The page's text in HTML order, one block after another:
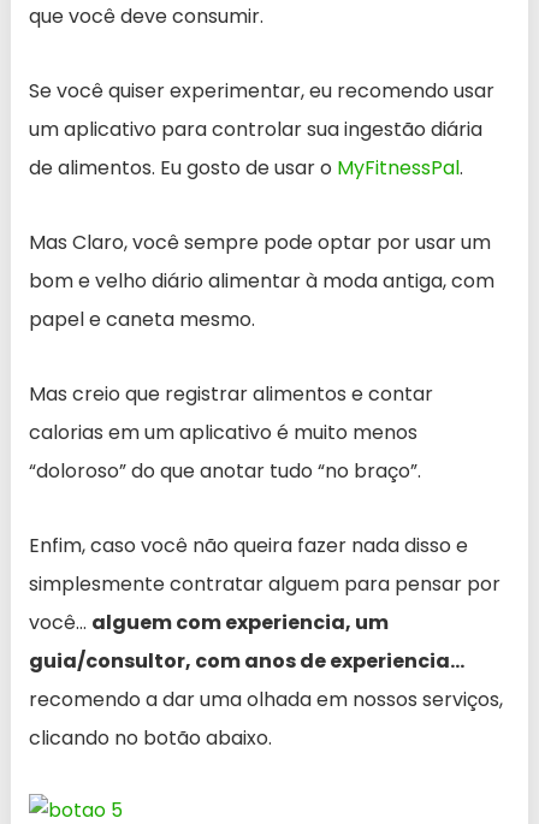
que você deve consumir.
Se você quiser experimentar, eu recomendo usar
um aplicativo para controlar sua ingestão diária
de alimentos. Eu gosto de usar o MyFitnessPal.
Mas Claro, você sempre pode optar por usar um
bom e velho diário alimentar à moda antiga, com
papel e caneta mesmo.
Mas creio que registrar alimentos e contar
calorias em um aplicativo é muito menos
“doloroso” do que anotar tudo “no braço”.
Enfim, caso você não queira fazer nada disso e
simplesmente contratar alguem para pensar por
você… alguem com experiencia, um
guia/consultor, com anos de experiencia…
recomendo a dar uma olhada em nossos serviços,
clicando no botão abaixo.